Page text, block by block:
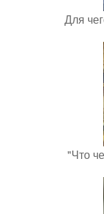
Для
"Что